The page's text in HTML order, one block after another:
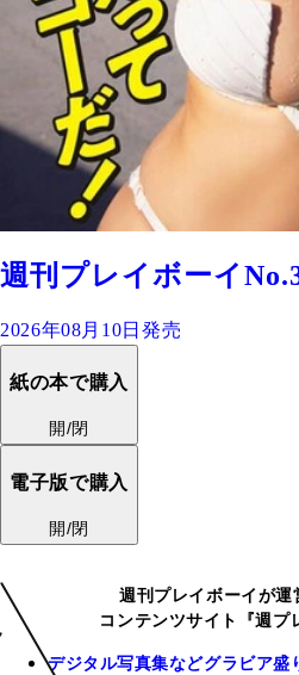
週刊プレイボーイ
2026年08月10日発売
紙の本で購入
開/閉
電子版で購入
開/閉
週刊プレイボーイが運
コンテンツサイト『週プ
デジタル写真集などグラビア盛